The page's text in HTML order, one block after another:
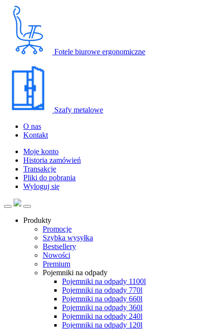
Fotele biurowe ergonomiczne
Szafy metalowe
O nas
Kontakt
Moje konto
Historia zamówień
Transakcje
Pliki do pobrania
Wyloguj się
Produkty
Promocje
Szybka wysyłka
Bestsellery
Nowości
Premium
Pojemniki na odpady
Pojemniki na odpady 1100l
Pojemniki na odpady 770l
Pojemniki na odpady 660l
Pojemniki na odpady 360l
Pojemniki na odpady 240l
Pojemniki na odpady 120l